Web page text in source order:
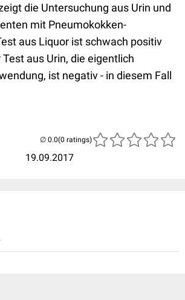
die Untersuchung aus Urin und
mit Pneumokokken-
aus Liquor ist schwach positiv
aus Urin, die eigentlich
ist negativ - in diesem Fall
19.09.2017
(0 ratings)